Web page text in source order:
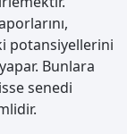
potansiyellerini
Bunlara
senedi